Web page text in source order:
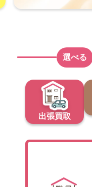
選べる
出張買取